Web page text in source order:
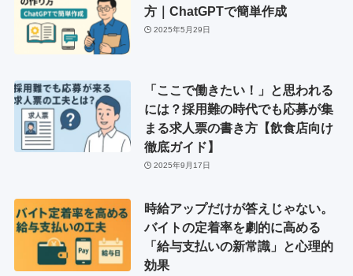
方｜ChatGPTで簡単作成
2025年5月29日
「ここで働きたい！」と思われる
には？採用難の時代でも応募が集
まる求人票の書き方【飲食店向け
徹底ガイド】
2025年9月17日
時給アップだけが答えじゃない。
バイトの定着率を劇的に高める
「給与支払いの新常識」と心理的
効果